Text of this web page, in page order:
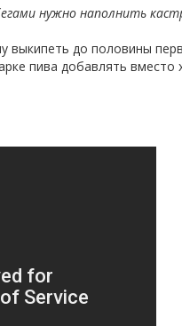
нужно наполнить
выкипеть до половины
пива добавлять